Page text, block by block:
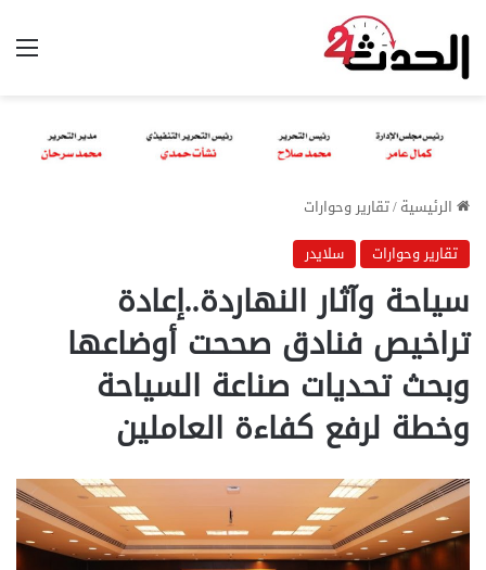
الرئيسية/تقارير وحوارات
تقارير وحوارات
سلايدر
سياحة وآثار النهاردة..إعادة
تراخيص فنادق صححت أوضاعها
وبحث تحديات صناعة السياحة
وخطة لرفع كفاءة العاملين